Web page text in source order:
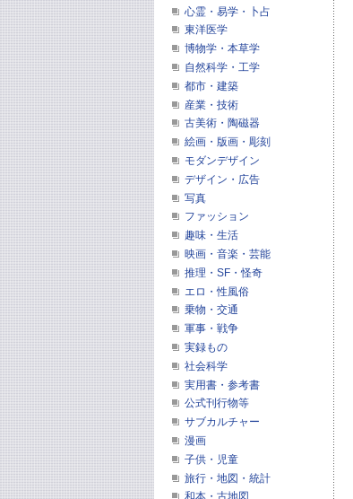
心霊・易学・卜占
東洋医学
博物学・本草学
自然科学・工学
都市・建築
産業・技術
古美術・陶磁器
絵画・版画・彫刻
モダンデザイン
デザイン・広告
写真
ファッション
趣味・生活
映画・音楽・芸能
推理・SF・怪奇
エロ・性風俗
乗物・交通
軍事・戦争
実録もの
社会科学
実用書・参考書
公式刊行物等
サブカルチャー
漫画
子供・児童
旅行・地図・統計